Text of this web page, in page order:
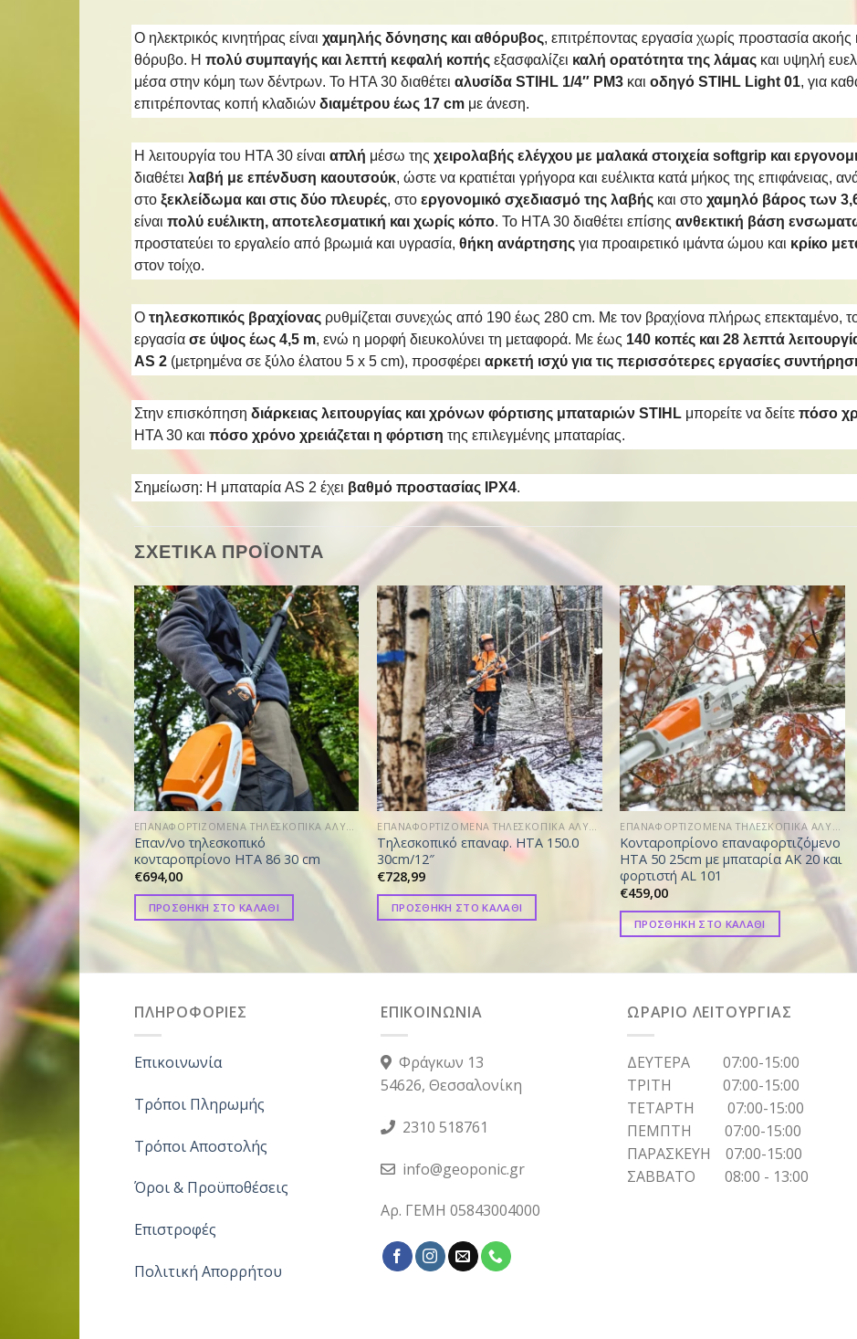
Ο ηλεκτρικός κινητήρας είναι χαμηλής δόνησης και αθόρυβος, επιτρέποντας εργασία χωρίς προστασία ακοής
θόρυβο. Η πολύ συμπαγής και λεπτή κεφαλή κοπής εξασφαλίζει καλή ορατότητα της λάμας και υψηλή
μέσα στην κόμη των δέντρων. To HTA 30 διαθέτει αλυσίδα STIHL 1/4″ PM3 και οδηγό STIHL Light 01, για
επιτρέποντας κοπή κλαδιών διαμέτρου έως 17 cm με άνεση.
Η λειτουργία του HTA 30 είναι απλή μέσω της χειρολαβής ελέγχου με μαλακά στοιχεία softgrip και
διαθέτει λαβή με επένδυση καουτσούκ, ώστε να κρατιέται γρήγορα και ευέλικτα κατά μήκος της επιφάνειας,
στο ξεκλείδωμα και στις δύο πλευρές, στο εργονομικό σχεδιασμό της λαβής και στο χαμηλό βάρος των
είναι πολύ ευέλικτη, αποτελεσματική και χωρίς κόπο. To HTA 30 διαθέτει επίσης ανθεκτική βάση
προστατεύει το εργαλείο από βρωμιά και υγρασία, θήκη ανάρτησης για προαιρετικό ιμάντα ώμου και κρίκο
στον τοίχο.
Ο τηλεσκοπικός βραχίονας ρυθμίζεται συνεχώς από 190 έως 280 cm. Με τον βραχίονα πλήρως επεκταμένο, το
εργασία σε ύψος έως 4,5 m, ενώ η μορφή διευκολύνει τη μεταφορά. Με έως 140 κοπές και 28 λεπτά
AS 2 (μετρημένα σε ξύλο έλατου 5 x 5 cm), προσφέρει αρκετή ισχύ για τις περισσότερες εργασίες
Στην επισκόπηση διάρκειας λειτουργίας και χρόνων φόρτισης μπαταριών STIHL μπορείτε να δείτε πόσο
HTA 30 και πόσο χρόνο χρειάζεται η φόρτιση της επιλεγμένης μπαταρίας.
Σημείωση: Η μπαταρία AS 2 έχει βαθμό προστασίας IPX4.
ΣΧΕΤΙΚΑ ΠΡΟΪΟΝΤΑ
Επαν/νο τηλεσκοπικό
κονταροπρίονο HTA 86 30 cm
€694,00
ΠΡΟΣΘΗΚΗ ΣΤΟ ΚΑΛΑΘΙ
Τηλεσκοπικό επαναφ. HTA 150.0
30cm/12″
€728,99
ΠΡΟΣΘΗΚΗ ΣΤΟ ΚΑΛΑΘΙ
Κονταροπρίονο επαναφορτιζόμενο
HTA 50 25cm με μπαταρία AK 20 και
φορτιστή AL 101
€459,00
ΠΡΟΣΘΗΚΗ ΣΤΟ ΚΑΛΑΘΙ
ΠΛΗΡΟΦΟΡΙΕΣ
Επικοινωνία
Τρόποι Πληρωμής
Τρόποι Αποστολής
Όροι & Προϋποθέσεις
Επιστροφές
Πολιτική Απορρήτου
ΕΠΙΚΟΙΝΩΝΙΑ
Φράγκων 13
54626, Θεσσαλονίκη
2310 518761
info@geoponic.gr
Αρ. ΓΕΜΗ 05843004000
ΩΡΑΡΙΟ ΛΕΙΤΟΥΡΓΙΑΣ
ΔΕΥΤΕΡΑ 07:00-15:00
ΤΡΙΤΗ 07:00-15:00
ΤΕΤΑΡΤΗ 07:00-15:00
ΠΕΜΠΤΗ 07:00-15:00
ΠΑΡΑΣΚΕΥΗ 07:00-15:00
ΣΑΒΒΑΤΟ 08:00 - 13:00